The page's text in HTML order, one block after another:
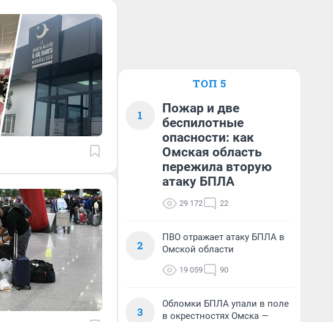
ТОП 5
1
Пожар и две
беспилотные
опасности: как
Омская область
пережила вторую
атаку БПЛА
29 172 22
2
ПВО отражает атаку БПЛА в
Омской области
19 059 90
3
Обломки БПЛА упали в поле
в окрестностях Омска —